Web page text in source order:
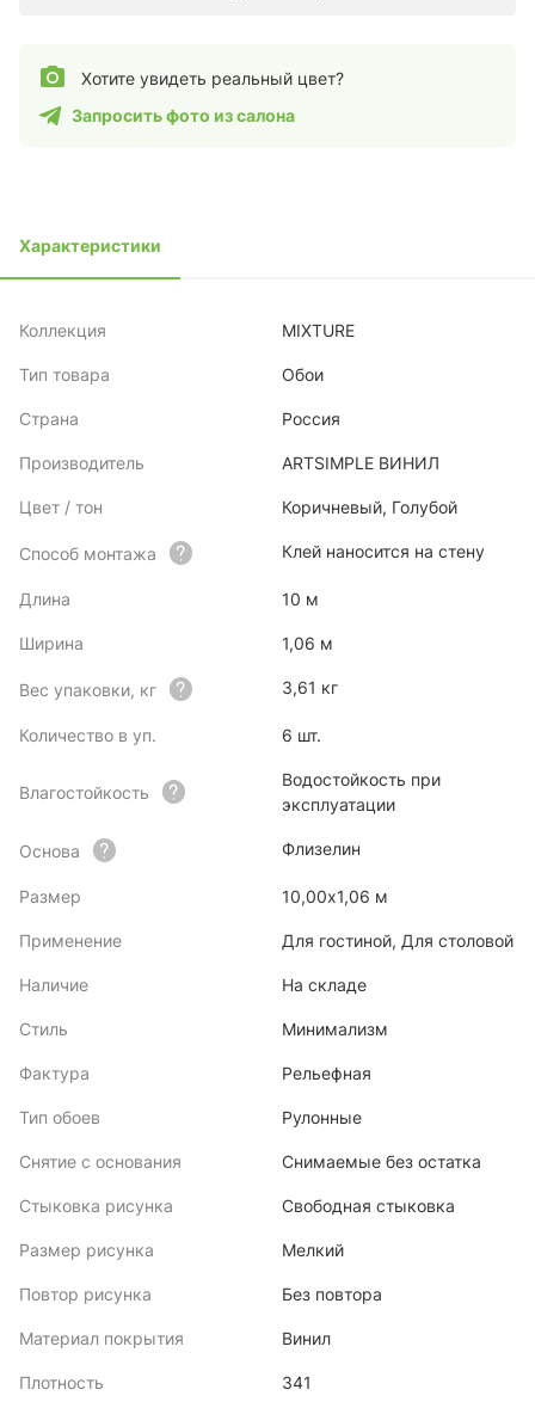
Хотите увидеть реальный цвет?
Запросить фото из салона
Характеристики
Коллекция MIXTURE
Тип товара Обои
Страна Россия
Производитель ARTSIMPLE ВИНИЛ
Цвет / тон Коричневый, Голубой
Способ монтажа Клей наносится на стену
Длина 10 м
Ширина 1,06 м
Вес упаковки, кг 3,61 кг
Количество в уп. 6 шт.
Влагостойкость
Водостойкость при
эксплуатации
Основа Флизелин
Размер 10,00х1,06 м
Применение Для гостиной, Для столовой
Наличие На складе
Стиль Минимализм
Фактура Рельефная
Тип обоев Рулонные
Снятие с основания Снимаемые без остатка
Стыковка рисунка Свободная стыковка
Размер рисунка Мелкий
Повтор рисунка Без повтора
Материал покрытия Винил
Плотность 341